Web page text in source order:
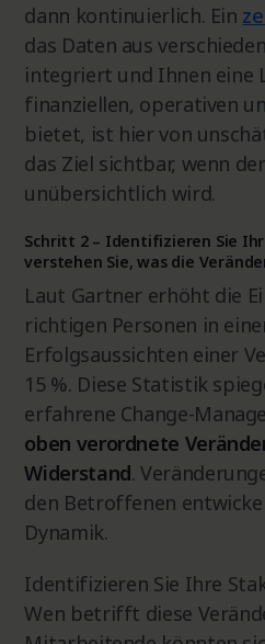
dann kontinuierlich. Ein
das Daten aus
integriert und Ihnen eine
finanziellen, operativen
bietet, ist hier von
das Ziel sichtbar, wenn
unübersichtlich wird.
Schritt 2 – Identifizieren Sie
verstehen Sie, was die
Laut Gartner erhöht die
richtigen Personen in
Erfolgsaussichten einer
15 %. Diese Statistik
erfahrene Change-
oben verordnete
Widerstand.
den Betroffenen
Dynamik.
Identifizieren Sie Ihre
Wen betrifft diese